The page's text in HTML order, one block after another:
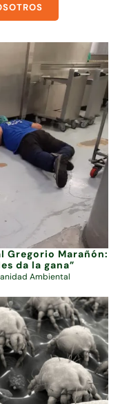
Gregorio Marañón:
da la gana”
Ambiental